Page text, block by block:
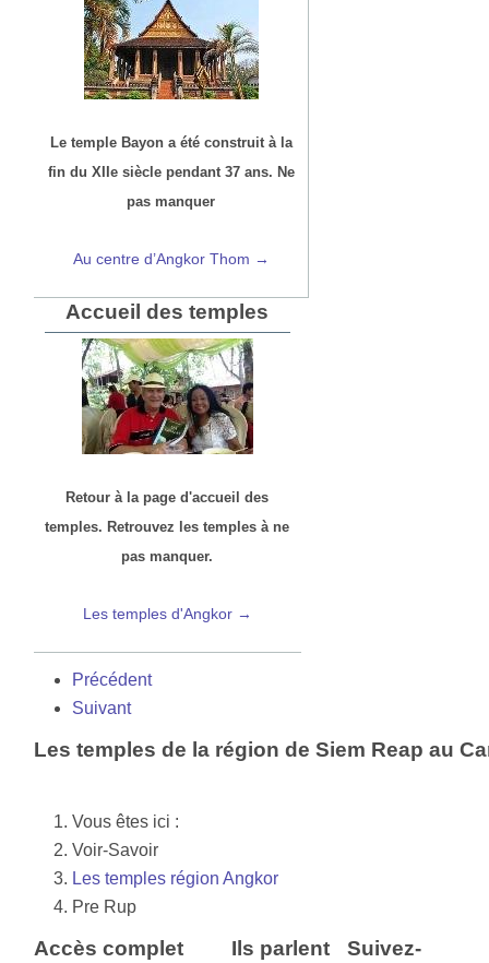
Le temple Bayon a été construit à la
fin du XIIe siècle pendant 37 ans. Ne
pas manquer
Au centre d’Angkor Thom →
Accueil des temples
Retour à la page d'accueil des
temples. Retrouvez les temples à ne
pas manquer.
Les temples d'Angkor →
Précédent
Suivant
Les temples de la région de Siem Reap au
Vous êtes ici :
Voir-Savoir
Les temples région Angkor
Pre Rup
Accès complet
Ils parlent
Suivez-